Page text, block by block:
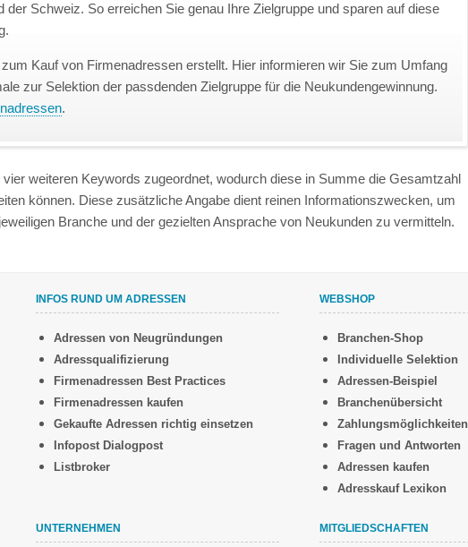
Schweiz. So erreichen Sie genau Ihre Zielgruppe und sparen auf diese
Kauf von Firmenadressen erstellt. Hier informieren wir Sie zum Umfang
zur Selektion der passdenden Zielgruppe für die Neukundengewinnung.
.
weiteren Keywords zugeordnet, wodurch diese in Summe die Gesamtzahl
können. Diese zusätzliche Angabe dient reinen Informationszwecken, um
Branche und der gezielten Ansprache von Neukunden zu vermitteln.
INFOS RUND UM ADRESSEN
Adressen von Neugründungen
Adressqualifizierung
Firmenadressen Best Practices
Firmenadressen kaufen
Gekaufte Adressen richtig einsetzen
Infopost Dialogpost
Listbroker
WEBSHOP
Branchen-Shop
Individuelle Selektion
Adressen-Beispiel
Branchenübersicht
Zahlungsmöglichkeiten
Fragen und Antworten
Adressen kaufen
Adresskauf Lexikon
UNTERNEHMEN MITGLIEDSCHAFTEN